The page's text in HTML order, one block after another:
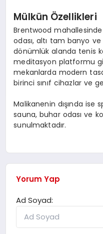
Mülkün Özellikleri
Brentwood
odası, altı tam banyo
dönümlük alanda tenis
meditasyon platformu
mekanlarda modern
birinci sınıf cihazlar ve
Malikanenin dışında ise
sauna, buhar odası ve
sunulmaktadır.
Yorum Yap
Ad Soyad: